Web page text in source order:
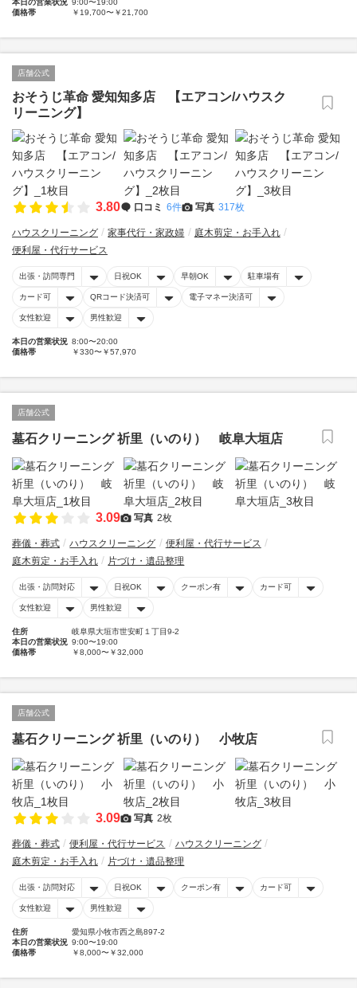
本日の営業状況 9:00〜19:00
価格帯
￥19,700〜￥21,700
店舗公式
おそうじ革命 愛知知多店 【エアコン/ハウスク
リーニング】
3.80 口コミ 6件 写真 317枚
ハウスクリーニング 家事代行・家政婦
庭木剪定・お手入れ
便利屋・代行サービス
出張・訪問専門 日祝OK 早朝OK 駐車場有
カード可 QRコード決済可 電子マネー決済可
女性歓迎 男性歓迎
本日の営業状況 8:00〜20:00
価格帯
￥330〜￥57,970
店舗公式
墓石クリーニング 祈里（いのり） 岐阜大垣店
3.09 写真 2枚
葬儀・葬式 ハウスクリーニング
便利屋・代行サービス
庭木剪定・お手入れ
片づけ・遺品整理
出張・訪問対応 日祝OK クーポン有 カード可
女性歓迎 男性歓迎
住所
岐阜県大垣市世安町１丁目9-2
本日の営業状況 9:00〜19:00
価格帯
￥8,000〜￥32,000
店舗公式
墓石クリーニング 祈里（いのり） 小牧店
3.09 写真 2枚
葬儀・葬式 便利屋・代行サービス
ハウスクリーニング
庭木剪定・お手入れ
片づけ・遺品整理
出張・訪問対応 日祝OK クーポン有 カード可
女性歓迎 男性歓迎
住所
愛知県小牧市西之島897-2
本日の営業状況 9:00〜19:00
価格帯
￥8,000〜￥32,000